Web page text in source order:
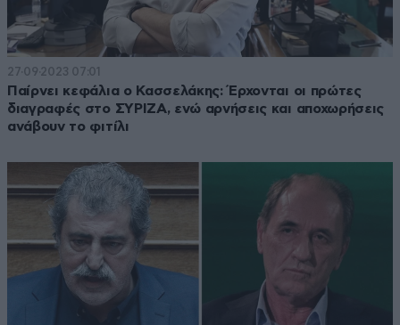
27·09·2023 07:01
Παίρνει κεφάλια ο Κασσελάκης: Έρχονται οι πρώτες
διαγραφές στο ΣΥΡΙΖΑ, ενώ αρνήσεις και αποχωρήσεις
ανάβουν το φιτίλι